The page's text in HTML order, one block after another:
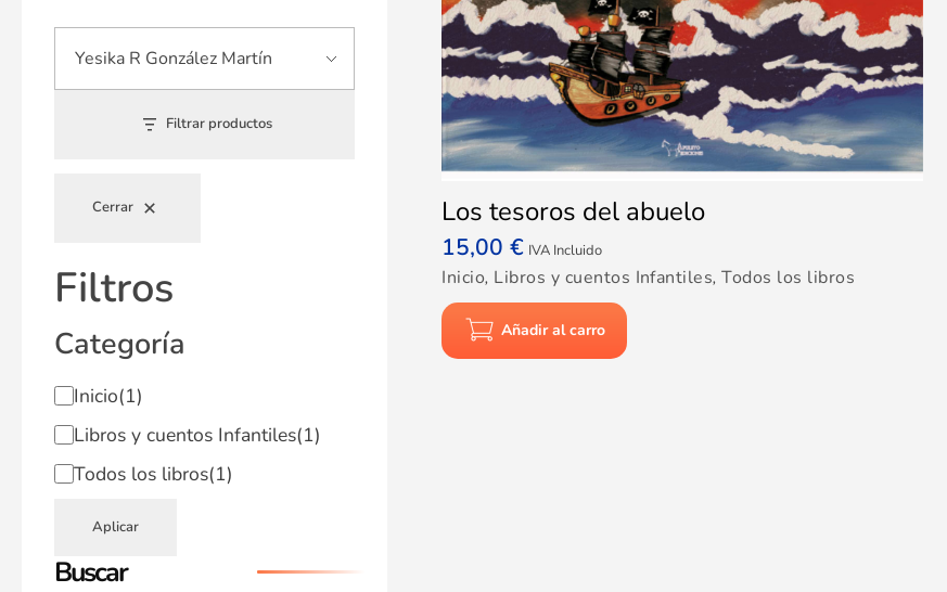
Filtrar productos
Cerrar
Filtros
Categoría
Inicio(1)
Libros y cuentos Infantiles(1)
Todos los libros(1)
Aplicar
Buscar
Los tesoros del abuelo
15,00€ IVA Incluido
Inicio, Libros y cuentos Infantiles,Todos los libros
Añadir al carro